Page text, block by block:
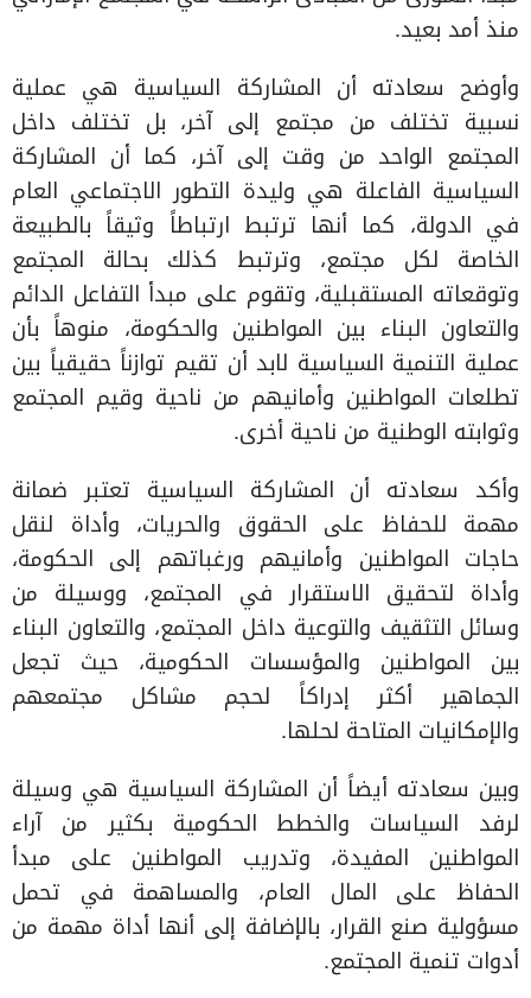
منذ أمد بعيد.
وأوضح سعادته أن المشاركة السياسية هي عملية
نسبية تختلف من مجتمع إلى آخر، بل تختلف داخل
المجتمع الواحد من وقت إلى آخر، كما أن المشاركة
السياسية الفاعلة هي وليدة التطور الاجتماعي العام
في الدولة، كما أنها ترتبط ارتباطاً وثيقاً بالطبيعة
الخاصة لكل مجتمع، وترتبط كذلك بحالة المجتمع
وتوقعاته المستقبلية، وتقوم على مبدأ التفاعل الدائم
والتعاون البناء بين المواطنين والحكومة، منوهاً بأن
عملية التنمية السياسية لابد أن تقيم توازناً حقيقياً بين
تطلعات المواطنين وأمانيهم من ناحية وقيم المجتمع
وثوابته الوطنية من ناحية أخرى.
وأكد سعادته أن المشاركة السياسية تعتبر ضمانة
مهمة للحفاظ على الحقوق والحريات، وأداة لنقل
حاجات المواطنين وأمانيهم ورغباتهم إلى الحكومة،
وأداة لتحقيق الاستقرار في المجتمع، ووسيلة من
وسائل التثقيف والتوعية داخل المجتمع، والتعاون البناء
بين المواطنين والمؤسسات الحكومية، حيث تجعل
الجماهير أكثر إدراكاً لحجم مشاكل مجتمعهم
والإمكانيات المتاحة لحلها.
وبين سعادته أيضاً أن المشاركة السياسية هي وسيلة
لرفد السياسات والخطط الحكومية بكثير من آراء
المواطنين المفيدة، وتدريب المواطنين على مبدأ
الحفاظ على المال العام، والمساهمة في تحمل
مسؤولية صنع القرار، بالإضافة إلى أنها أداة مهمة من
أدوات تنمية المجتمع.